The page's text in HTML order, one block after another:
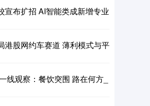
宣布扩招 AI智能类成新增专业
港股网约车赛道 薄利模式与平
线观察：餐饮突围 路在何方_